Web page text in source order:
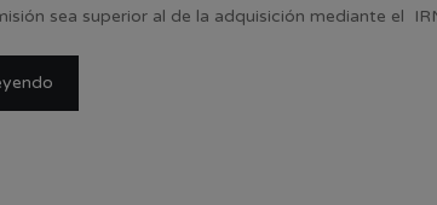
sea superior al de la adquisición mediante el